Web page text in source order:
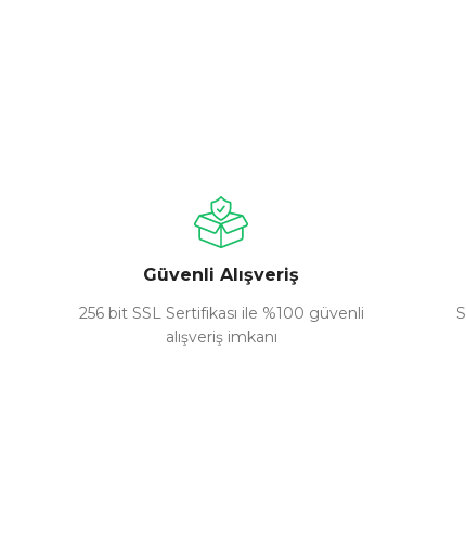
Güvenli Alışveriş
256 bit SSL Sertifikası ile %100 güvenli
alışveriş imkanı